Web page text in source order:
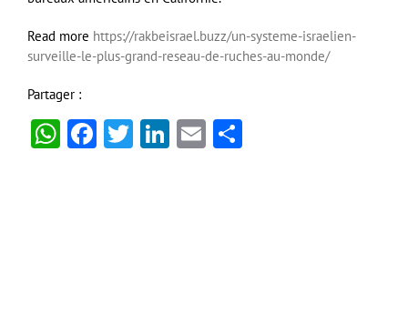
Read more https://rakbeisrael.buzz/un-systeme-israelien-
surveille-le-plus-grand-reseau-de-ruches-au-monde/
Partager :
WhatsApp
Facebook
Twitter
LinkedIn
Email